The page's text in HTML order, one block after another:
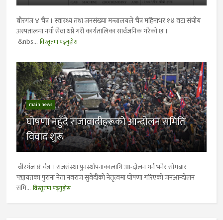
बीरगंज ४ चैत्र । स्वास्थ्य तथा जनसंख्या मन्त्रालयले चैत्र महिनाभर १४ वटा संघीय
अस्पतालमा नयाँ सेवा थप्ने गरी कार्यतालिका सार्वजनिक गरेको छ ।
&nbs... विस्तृतमा पढ्नुहोस
main news
घोषणा नहुँदै राजावादीहरूको आन्दोलन समिति
विवाद शुरू
बीरगंज ४ चैत्र । राजसंस्था पुनर्स्थापनाकालागि आन्दोलन गर्न भनेर सोमबार
पञ्चायतका पुराना नेता नवराज सुवेदीको नेतृत्वमा घोषणा गरिएको जनआन्दोलन
समि... विस्तृतमा पढ्नुहोस